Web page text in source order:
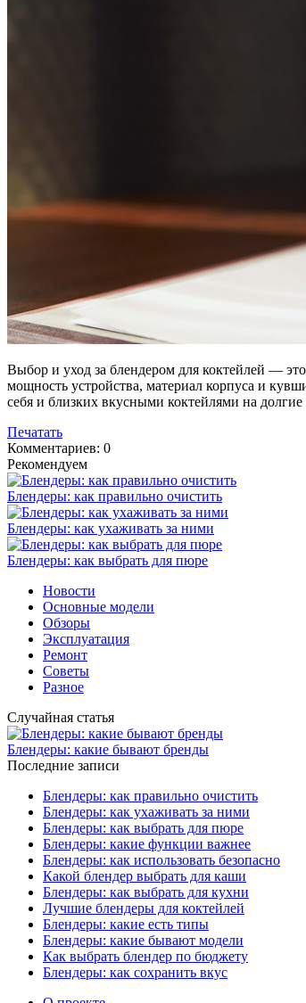
Выбор и уход за блендером для коктейлей —
мощность устройства, материал корпуса и
себя и близких вкусными коктейлями на долгие
Печатать
Комментариев: 0
Рекомендуем
Блендеры: как правильно очистить
Блендеры: как ухаживать за ними
Блендеры: как выбрать для пюре
Новости
Основные модели
Обзоры
Эксплуатация
Ремонт
Советы
Разное
Случайная статья
Блендеры: какие бывают бренды
Последние записи
Блендеры: как правильно очистить
Блендеры: как ухаживать за ними
Блендеры: как выбрать для пюре
Блендеры: какие функции важнее
Блендеры: как использовать безопасно
Какой блендер выбрать для каши
Блендеры: как выбрать для кухни
Лучшие блендеры для коктейлей
Блендеры: какие есть типы
Блендеры: какие бывают модели
Как выбрать блендер по бюджету
Блендеры: как сохранить вкус